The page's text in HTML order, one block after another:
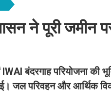
ने पूरी
IWAI बंदरगाह परियोजना
जल परिवहन और आर्थिक